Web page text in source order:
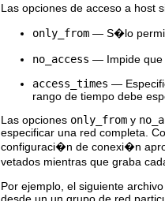
Las opciones de acceso a host
only_from — S�lo
no_access — Impide que
access_times —
rango de tiempo debe
Las opciones only_from y
especificar una red completa.
configuraci�n de conexi�n
vetados mientras que graba
Por ejemplo, el siguiente
desde un un grupo de red